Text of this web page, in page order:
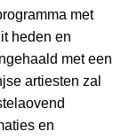
met
heden en
met een
artiesten zal
en